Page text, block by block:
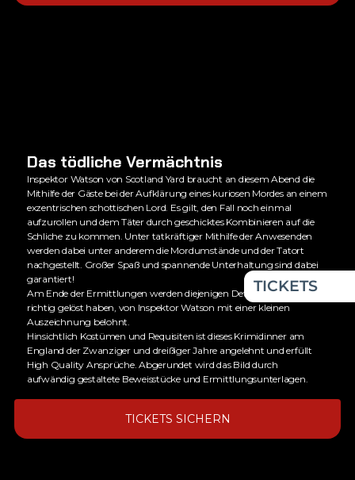
TICKETS
Das tödliche Vermächtnis
Inspektor Watson von Scotland Yard braucht an diesem Abend die
Mithilfe der Gäste bei der Aufklärung eines kuriosen Mordes an einem
exzentrischen schottischen Lord. Es gilt, den Fall noch einmal
aufzurollen und dem Täter durch geschicktes Kombinieren auf die
Schliche zu kommen. Unter tatkräftiger Mithilfe der Anwesenden
werden dabei unter anderem die Mordumstände und der Tatort
nachgestellt. Großer Spaß und spannende Unterhaltung sind dabei
garantiert!
Am Ende der Ermittlungen werden diejenigen Detektive, die den Fall
richtig gelöst haben, von Inspektor Watson mit einer kleinen
Auszeichnung belohnt.
Hinsichtlich Kostümen und Requisiten ist dieses Krimidinner am
England der Zwanziger und dreißiger Jahre angelehnt und erfüllt
High Quality Ansprüche. Abgerundet wird das Bild durch
aufwändig gestaltete Beweisstücke und Ermittlungsunterlagen.
TICKETS SICHERN